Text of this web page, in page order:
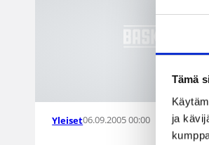
Tämä
ja
Yleiset06.09.2005 00:00